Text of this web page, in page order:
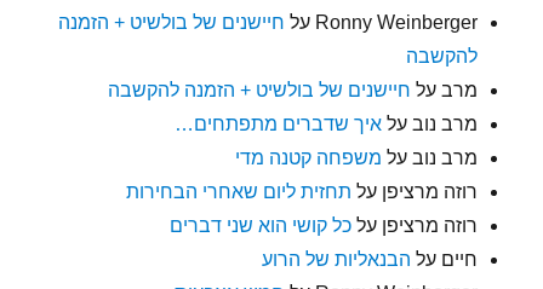
Ronny Weinberger על חיישנים של בולשיט + הזמנה
להקשבה
מרב על חיישנים של בולשיט + הזמנה להקשבה
מרב נוב עלאיך שדברים מתפתחים…
מרב נוב על משפחה קטנה מדי
רוזה מרציפן על תחזית ליום שאחרי הבחירות
רוזה מרציפן עלכל קושי הוא שני דברים
חיים על הבנאליות של הרוע